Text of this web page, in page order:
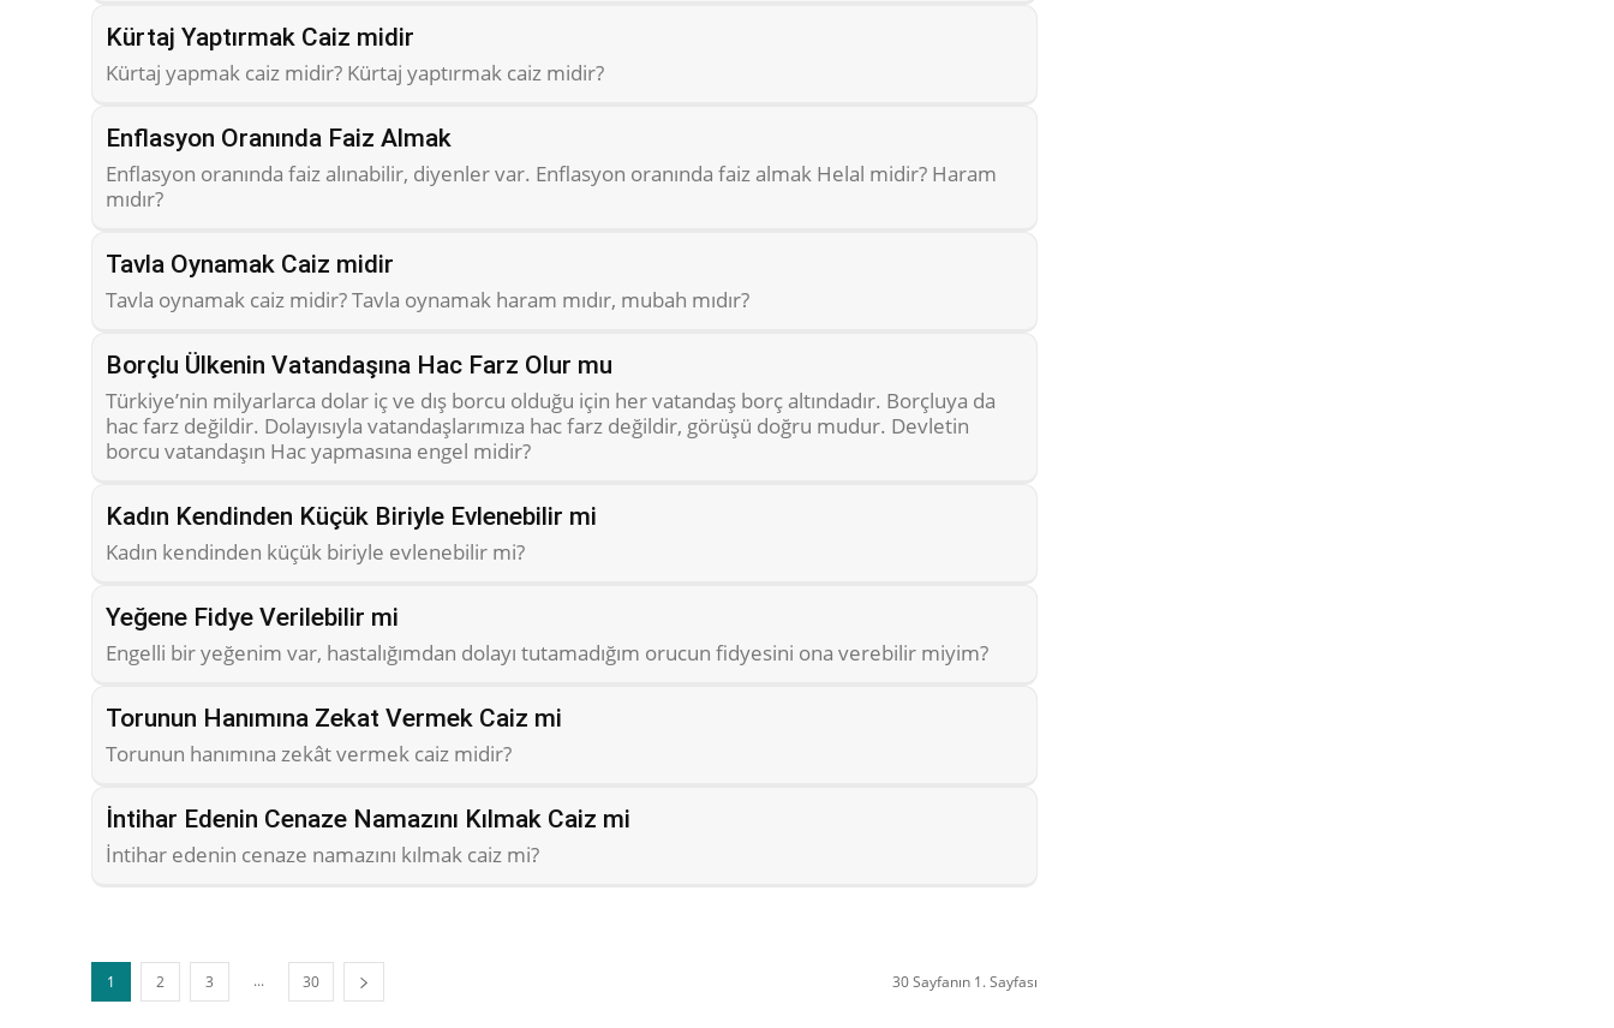
Kürtaj Yaptırmak Caiz midir
Kürtaj yapmak caiz midir? Kürtaj yaptırmak caiz midir?
Enflasyon Oranında Faiz Almak
Enflasyon oranında faiz alınabilir, diyenler var. Enflasyon oranında faiz almak Helal midir? Haram
mıdır?
Tavla Oynamak Caiz midir
Tavla oynamak caiz midir? Tavla oynamak haram mıdır, mubah mıdır?
Borçlu Ülkenin Vatandaşına Hac Farz Olur mu
Türkiye’nin milyarlarca dolar iç ve dış borcu olduğu için her vatandaş borç altındadır. Borçluya da
hac farz değildir. Dolayısıyla vatandaşlarımıza hac farz değildir, görüşü doğru mudur. Devletin
borcu vatandaşın Hac yapmasına engel midir?
Kadın Kendinden Küçük Biriyle Evlenebilir mi
Kadın kendinden küçük biriyle evlenebilir mi?
Yeğene Fidye Verilebilir mi
Engelli bir yeğenim var, hastalığımdan dolayı tutamadığım orucun fidyesini ona verebilir miyim?
Torunun Hanımına Zekat Vermek Caiz mi
Torunun hanımına zekât vermek caiz midir?
İntihar Edenin Cenaze Namazını Kılmak Caiz mi
İntihar edenin cenaze namazını kılmak caiz mi?
1 2 3 ... 30 30 Sayfanın 1. Sayfası